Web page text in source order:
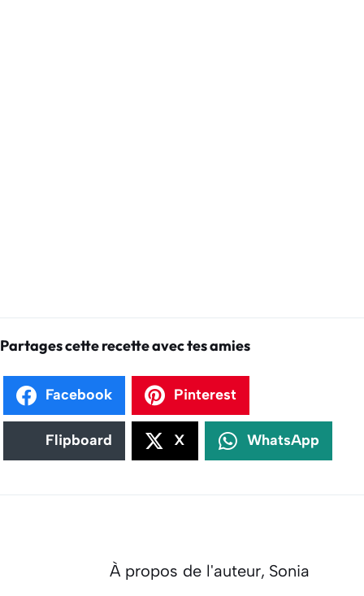
Partages cette recette avec tes amies
Facebook Pinterest
Flipboard X WhatsApp
À propos de l'auteur, Sonia